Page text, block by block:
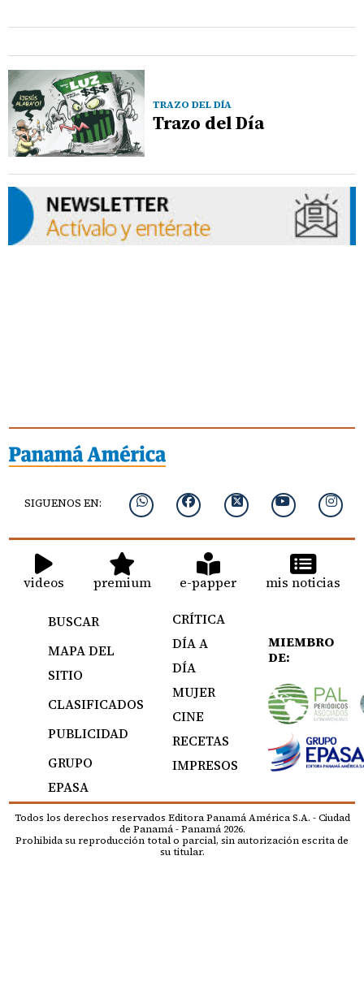
TRAZO DEL DÍA
Trazo del Día
SIGUENOS EN:
videos premium e-papper mis noticias
BUSCAR
MAPA DEL
SITIO
CLASIFICADOS
PUBLICIDAD
GRUPO
EPASA
CRÍTICA
DÍA A
DÍA
MUJER
CINE
RECETAS
IMPRESOS
MIEMBRO
DE:
Todos los derechos reservados Editora Panamá América S.A. - Ciudad
de Panamá - Panamá 2026.
Prohibida su reproducción total o parcial, sin autorización escrita de
su titular.